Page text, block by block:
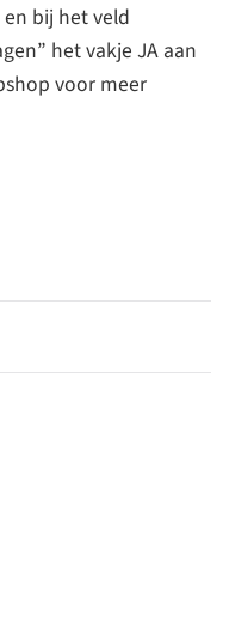
bij het veld
het vakje JA aan
voor meer